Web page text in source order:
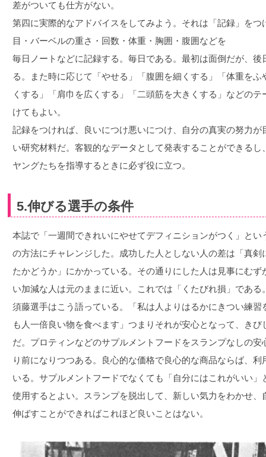
差がついても仕方がない。
第四に実際的なアドバイスをしてみよう。それは「記録」を
目・バーベルの重さ・回数・体重・胸囲・腹囲などを
毎日ノートなどに記録する。毎日である。最初は面倒だが、
る。また時に応じて「やせる」「腹囲を細くする」「体重を
くする」「肩巾を広くする」「二頭筋を大きくする」などの
けてもよい。
記録をつければ、良いにつけ悪いにつけ、自分の真実の努力
い研究材料だ。客観的なデータとして発表することができる
ヤングたちを指導するときに必ず役に立つ。
5.伸びる選手の条件
本誌で「一週間できれいにやせてデフィニションがつく」と
の方法にチャレンジした。成功した人としない人の差は「真
たかどうか」にかかっている。その通りにした人は見事にむ
い加減な人は元のままに近い。これでは「くたびれ損」である
須藤選手はこう語っている。「私は人よりはるかにきつい練
も人一倍良い物を食べます」つまりそれが安心となって、き
だ。プロティンなどのサプルメントフードをスランプなしの
り前になりつつある。良心的な価格で良心的な商品ならば、
いる。サプルメントフードでなくても「自分にはこれがいい
使用するとよい。スランプを脱出して、新しい気力をわかせ
伸ばすことができればこれほど良いことはない。